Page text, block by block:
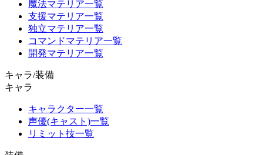
魔法マテリア一覧
支援マテリア一覧
独立マテリア一覧
コマンドマテリア一覧
開発マテリア一覧
キャラ/装備
キャラ
キャラクター一覧
声優(キャスト)一覧
リミット技一覧